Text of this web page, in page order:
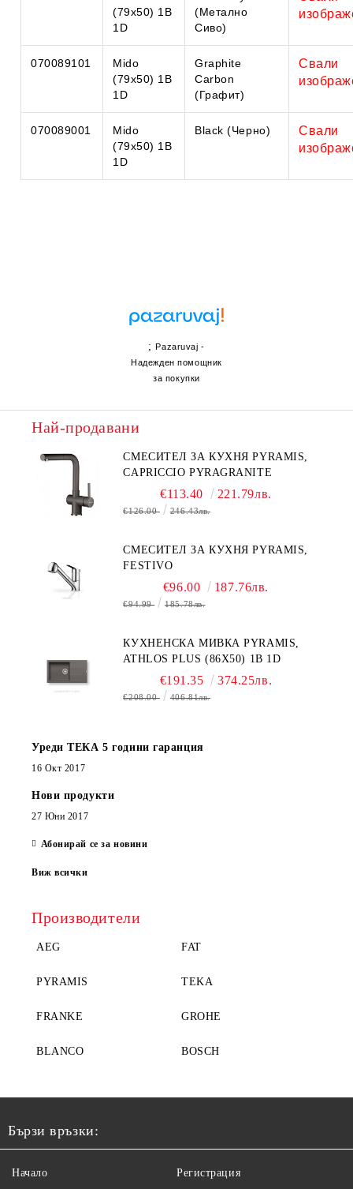
(79x50) 1B
1D
(Метално
Сиво)
070089101
Mido
(79x50) 1B
1D
Graphite
Carbon
(Графит)
Свали
070089001
Mido
(79x50) 1B
1D
Black (Черно)
Свали
;Pazaruvaj -
Надежден помощник
за покупки
Най-продавани
СМЕСИТЕЛ ЗА КУХНЯ PYRAMIS,
CAPRICCIO PYRAGRANITE
€113.40 221.79лв.
€126.00 246.43лв.
СМЕСИТЕЛ ЗА КУХНЯ PYRAMIS,
FESTIVO
€96.00 187.76лв.
€94.99 185.78лв.
КУХНЕНСКА МИВКА PYRAMIS,
ATHLOS PLUS (86X50) 1B 1D
€191.35 374.25лв.
€208.00 406.81лв.
Уреди ТЕКА 5 години гаранция
16 Окт 2017
Нови продукти
27 Юни 2017
Абонирай се за новини
Виж всички
Производители
AEG FAT
PYRAMIS TEKA
FRANKE GROHE
BLANCO BOSCH
Бързи връзки:
Начало Регистрация